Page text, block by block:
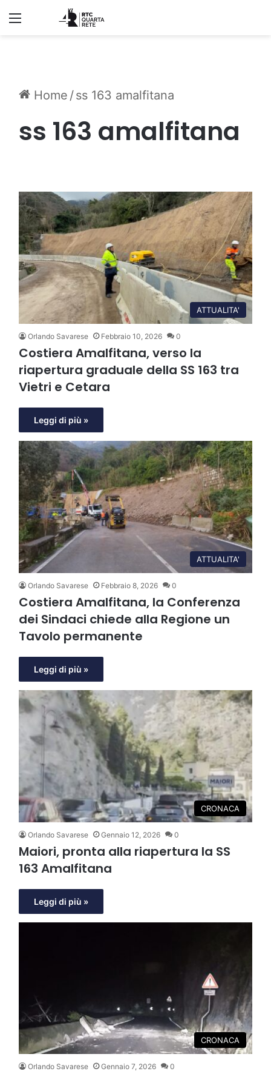
Home /ss 163 amalfitana
ss 163 amalfitana
ATTUALITA'
Orlando Savarese Febbraio 10, 2026 0
Costiera Amalfitana, verso la
riapertura graduale della SS 163 tra
Vietri e Cetara
Leggi di più »
ATTUALITA'
Orlando Savarese Febbraio 8, 2026 0
Costiera Amalfitana, la Conferenza
dei Sindaci chiede alla Regione un
Tavolo permanente
Leggi di più »
CRONACA
Orlando Savarese Gennaio 12, 2026 0
Maiori, pronta alla riapertura la SS
163 Amalfitana
Leggi di più »
CRONACA
Orlando Savarese Gennaio 7, 2026 0